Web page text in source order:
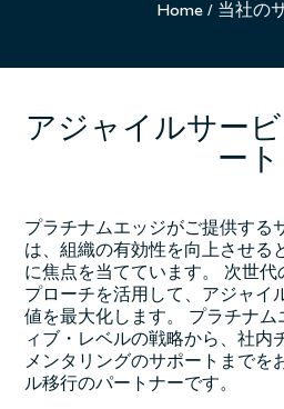
Home/ 当社の
アジャイルサー
ート
プラチナムエッジがご提供する
は、組織の有効性を向上させる
に焦点を当てています。 次世代
プローチを活用して、アジャイ
値を最大化します。 プラチナム
ィブ・レベルの戦略から、社内
メンタリングのサポートまでを
ル移行のパートナーです。